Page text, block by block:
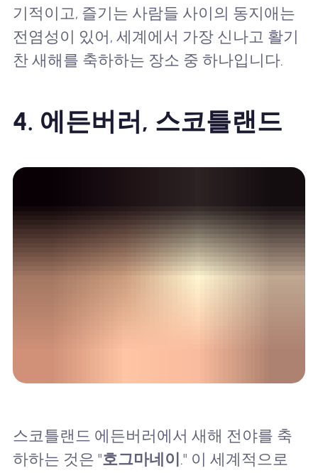
기적이고, 즐기는 사람들 사이의 동지애는
전염성이 있어, 세계에서 가장 신나고 활기
찬 새해를 축하하는 장소 중 하나입니다.
4. 에든버러, 스코틀랜드
스코틀랜드 에든버러에서 새해 전야를 축
하하는 것은 "호그마네이 ." 이 세계적으로